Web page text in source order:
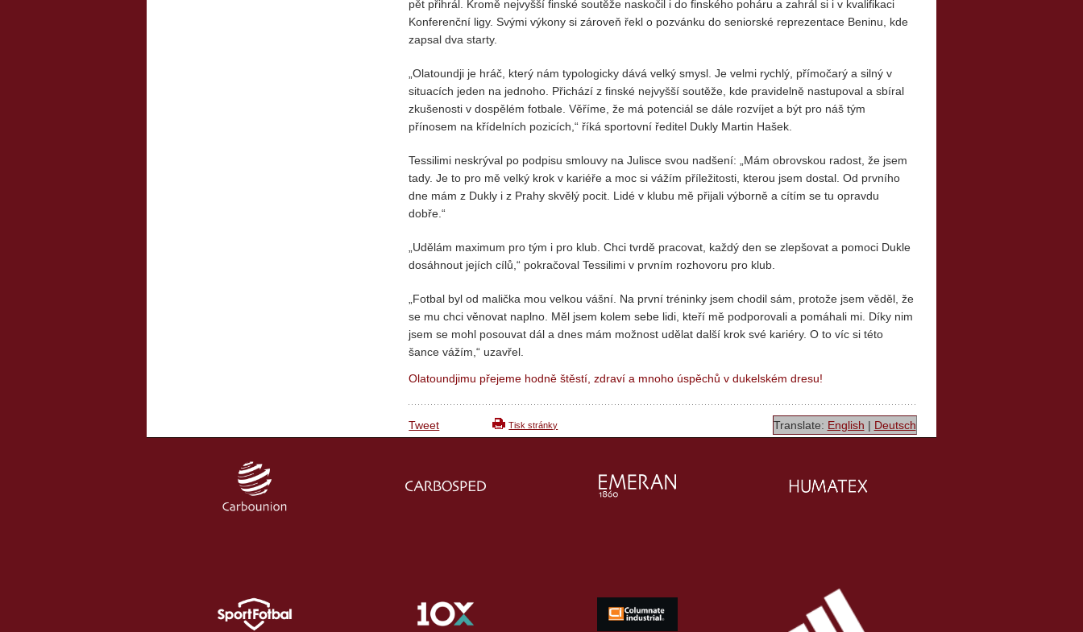
pět přihrál. Kromě nejvyšší finské soutěže naskočil i do finského poháru a zahrál si i v kvalifikaci
Konferenční ligy. Svými výkony si zároveň řekl o pozvánku do seniorské reprezentace Beninu, kde
zapsal dva starty.
„Olatoundji je hráč, který nám typologicky dává velký smysl. Je velmi rychlý, přímočarý a silný v
situacích jeden na jednoho. Přichází z finské nejvyšší soutěže, kde pravidelně nastupoval a sbíral
zkušenosti v dospělém fotbale. Věříme, že má potenciál se dále rozvíjet a být pro náš tým
přínosem na křídelních pozicích,“ říká sportovní ředitel Dukly Martin Hašek.
Tessilimi neskrýval po podpisu smlouvy na Julisce svou nadšení: „Mám obrovskou radost, že jsem
tady. Je to pro mě velký krok v kariéře a moc si vážím příležitosti, kterou jsem dostal. Od prvního
dne mám z Dukly i z Prahy skvělý pocit. Lidé v klubu mě přijali výborně a cítím se tu opravdu
dobře.“
„Udělám maximum pro tým i pro klub. Chci tvrdě pracovat, každý den se zlepšovat a pomoci Dukle
dosáhnout jejích cílů,“ pokračoval Tessilimi v prvním rozhovoru pro klub.
„Fotbal byl od malička mou velkou vášní. Na první tréninky jsem chodil sám, protože jsem věděl, že
se mu chci věnovat naplno. Měl jsem kolem sebe lidi, kteří mě podporovali a pomáhali mi. Díky nim
jsem se mohl posouvat dál a dnes mám možnost udělat další krok své kariéry. O to víc si této
šance vážím,“ uzavřel.
Olatoundjimu přejeme hodně štěstí, zdraví a mnoho úspěchů v dukelském dresu!
Tweet Tisk stránky Translate: English | Deutsch